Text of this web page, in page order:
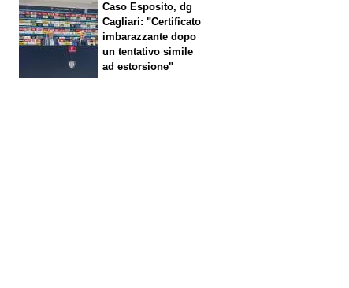
Caso Esposito, dg
Cagliari: "Certificato
imbarazzante dopo
un tentativo simile
ad estorsione"